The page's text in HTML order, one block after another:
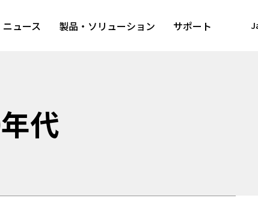
ニュース 製品・ソリューション サポート
代